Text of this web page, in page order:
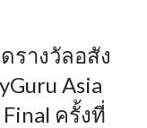
รางวัลอสัง
Asia
ครั้งที่